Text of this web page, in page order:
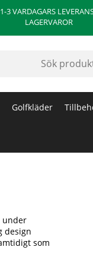
1-3 VARDAGARS
LAGERVAROR
Golfkläder
under
design
som